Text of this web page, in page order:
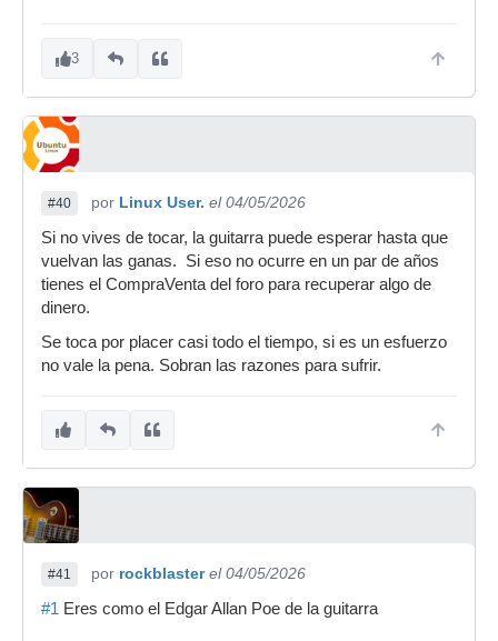
3
#40 por Linux User. el 04/05/2026
Si no vives de tocar, la guitarra puede esperar hasta que
vuelvan las ganas. Si eso no ocurre en un par de años
tienes el CompraVenta del foro para recuperar algo de
dinero.
Se toca por placer casi todo el tiempo, si es un esfuerzo
no vale la pena. Sobran las razones para sufrir.
#41 por rockblaster el 04/05/2026
#1 Eres como el Edgar Allan Poe de la guitarra